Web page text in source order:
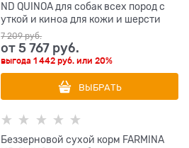
ND QUINOA для собак всех пород с
уткой и киноа для кожи и шерсти
7 209 руб.
от5 767 руб.
выгода1 442 руб. или20%
ВЫБРАТЬ
Беззерновой cухой корм FARMINA